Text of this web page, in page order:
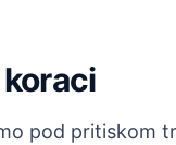
pod pritiskom